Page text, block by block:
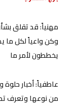
مهنياً: قد تقلق
وكن واعياً لكل ما
يخططون لأمر ما
عاطفياً: أخبار
من نوعها وتعرف